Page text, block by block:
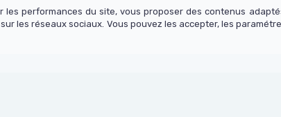
performances du site, vous proposer des contenus
les réseaux sociaux. Vous pouvez les accepter, les